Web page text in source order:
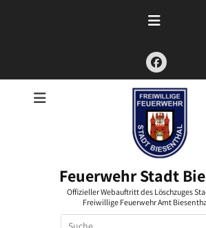
Feuerwehr Stadt
Offizieller Webauftritt des Löschzuges
Freiwillige Feuerwehr Amt
Suchen